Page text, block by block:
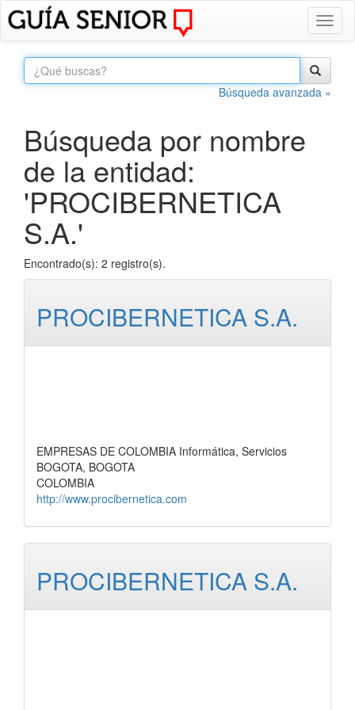
Búsqueda avanzada »
Búsqueda por nombre
de la entidad:
'PROCIBERNETICA
S.A.'
Encontrado(s): 2 registro(s).
PROCIBERNETICA S.A.
EMPRESAS DE COLOMBIA Informática, Servicios
BOGOTA, BOGOTA
COLOMBIA
http://www.procibernetica.com
PROCIBERNETICA S.A.